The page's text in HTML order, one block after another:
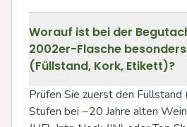
Worauf ist bei der
2002er-Flasche
(Füllstand, Kork, Etikett)?
Prüfen Sie zuerst den Füllstand
Stufen bei ~20 Jahre alten